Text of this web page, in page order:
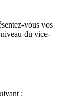
vous vos
du vice-
: